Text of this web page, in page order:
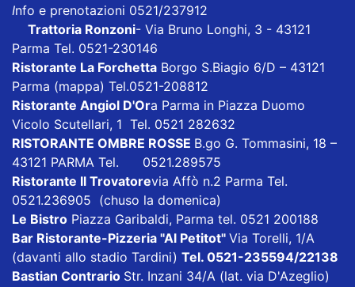
Info e prenotazioni 0521/237912
Trattoria Ronzoni- Via Bruno Longhi, 3 - 43121
Parma Tel. 0521-230146
Ristorante La Forchetta Borgo S.Biagio 6/D – 43121
Parma (mappa) Tel.0521-208812
Ristorante Angiol D'Ora Parma in Piazza Duomo
Vicolo Scutellari, 1 Tel. 0521 282632
RISTORANTE OMBRE ROSSE B.go G. Tommasini, 18 –
43121 PARMA Tel. 0521.289575
Ristorante Il Trovatorevia Affò n.2 Parma Tel.
0521.236905 (chuso la domenica)
Le Bistro Piazza Garibaldi, Parma tel. 0521 200188
Bar Ristorante-Pizzeria "Al Petitot" Via Torelli, 1/A
(davanti allo stadio Tardini) Tel. 0521-235594/22138
Bastian Contrario Str. Inzani 34/A (lat. via D'Azeglio)